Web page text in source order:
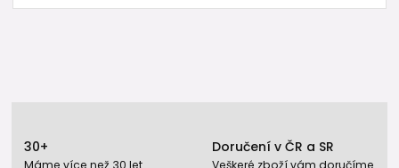
30+ Doručení v ČR a SR